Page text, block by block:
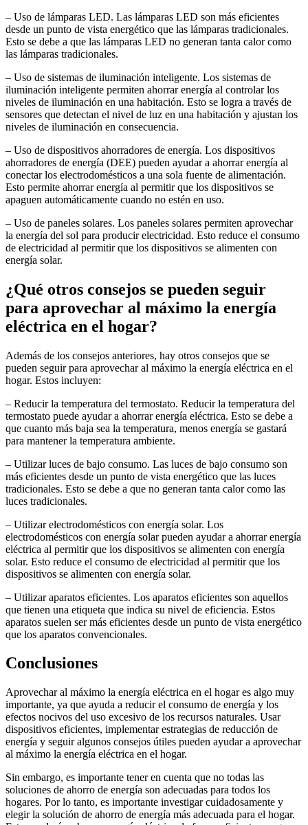
– Uso de lámparas LED. Las lámparas LED son más eficientes
desde un punto de vista energético que las lámparas tradicionales.
Esto se debe a que las lámparas LED no generan tanta calor como
las lámparas tradicionales.
– Uso de sistemas de iluminación inteligente. Los sistemas de
iluminación inteligente permiten ahorrar energía al controlar los
niveles de iluminación en una habitación. Esto se logra a través de
sensores que detectan el nivel de luz en una habitación y ajustan los
niveles de iluminación en consecuencia.
– Uso de dispositivos ahorradores de energía. Los dispositivos
ahorradores de energía (DEE) pueden ayudar a ahorrar energía al
conectar los electrodomésticos a una sola fuente de alimentación.
Esto permite ahorrar energía al permitir que los dispositivos se
apaguen automáticamente cuando no estén en uso.
– Uso de paneles solares. Los paneles solares permiten aprovechar
la energía del sol para producir electricidad. Esto reduce el consumo
de electricidad al permitir que los dispositivos se alimenten con
energía solar.
¿Qué otros consejos se pueden seguir
para aprovechar al máximo la energía
eléctrica en el hogar?
Además de los consejos anteriores, hay otros consejos que se
pueden seguir para aprovechar al máximo la energía eléctrica en el
hogar. Estos incluyen:
– Reducir la temperatura del termostato. Reducir la temperatura del
termostato puede ayudar a ahorrar energía eléctrica. Esto se debe a
que cuanto más baja sea la temperatura, menos energía se gastará
para mantener la temperatura ambiente.
– Utilizar luces de bajo consumo. Las luces de bajo consumo son
más eficientes desde un punto de vista energético que las luces
tradicionales. Esto se debe a que no generan tanta calor como las
luces tradicionales.
– Utilizar electrodomésticos con energía solar. Los
electrodomésticos con energía solar pueden ayudar a ahorrar energía
eléctrica al permitir que los dispositivos se alimenten con energía
solar. Esto reduce el consumo de electricidad al permitir que los
dispositivos se alimenten con energía solar.
– Utilizar aparatos eficientes. Los aparatos eficientes son aquellos
que tienen una etiqueta que indica su nivel de eficiencia. Estos
aparatos suelen ser más eficientes desde un punto de vista energético
que los aparatos convencionales.
Conclusiones
Aprovechar al máximo la energía eléctrica en el hogar es algo muy
importante, ya que ayuda a reducir el consumo de energía y los
efectos nocivos del uso excesivo de los recursos naturales. Usar
dispositivos eficientes, implementar estrategias de reducción de
energía y seguir algunos consejos útiles pueden ayudar a aprovechar
al máximo la energía eléctrica en el hogar.
Sin embargo, es importante tener en cuenta que no todas las
soluciones de ahorro de energía son adecuadas para todos los
hogares. Por lo tanto, es importante investigar cuidadosamente y
elegir la solución de ahorro de energía más adecuada para el hogar.